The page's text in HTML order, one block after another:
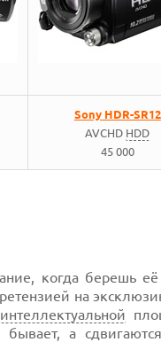
Sony HDR-SR12
AVCHD HDD
45 000
когда берешь
на
интеллектуальной
а